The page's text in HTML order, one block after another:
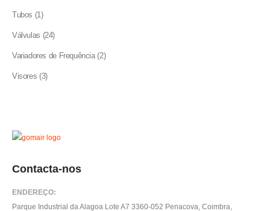
Tubos 11
Válvulas 2424
Variadores de Frequência 22
Visores 33
Contacta-nos
ENDEREÇO:
Parque Industrial da Alagoa Lote A7 3360-052 Penacova, Coimbra,